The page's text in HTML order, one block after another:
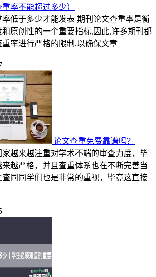
重率不能超过多少）
低于多少才能发表 期刊论文查重率是衡
原创性的一个重要指标,因此,许多期刊都
率进行严格的限制,以确保文章
论文查重免费靠谱吗？
越来越注重对学术不端的审查力度，毕
越严格，并且查重体系也在不断完善当
同同学们也是非常的重视，毕竟这直接